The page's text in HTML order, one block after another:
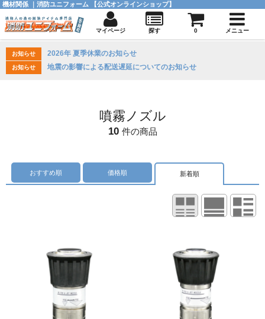
お知らせ 2026年 夏季休業のお知らせ
お知らせ 地震の影響による配送遅延についてのお知らせ
噴霧ノズル
10 件の商品
おすすめ順 価格順 新着順
機材関係 ｜消防ユニフォーム 【公式オンラインショップ】
マイページ 探す 0 メニュー